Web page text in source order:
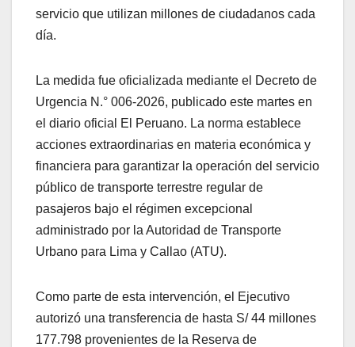
servicio que utilizan millones de ciudadanos cada
día.
La medida fue oficializada mediante el Decreto de
Urgencia N.° 006-2026, publicado este martes en
el diario oficial El Peruano. La norma establece
acciones extraordinarias en materia económica y
financiera para garantizar la operación del servicio
público de transporte terrestre regular de
pasajeros bajo el régimen excepcional
administrado por la Autoridad de Transporte
Urbano para Lima y Callao (ATU).
Como parte de esta intervención, el Ejecutivo
autorizó una transferencia de hasta S/ 44 millones
177.798 provenientes de la Reserva de